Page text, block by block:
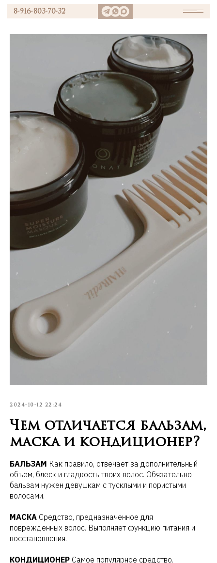
8-916-803-70-32
2024-10-12 22:24
Чем отличается бальзам,
маска и кондиционер?
БАЛЬЗАМ Как правило, отвечает за дополнительный
объем, блеск и гладкость твоих волос. Обязательно
бальзам нужен девушкам с тусклыми и пористыми
волосами.
МАСКА Средство, предназначенное для
поврежденных волос. Выполняет функцию питания и
восстановления.
КОНДИЦИОНЕР Самое популярное средство.